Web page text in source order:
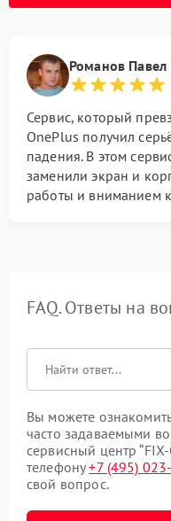
Романов Павел
Сервис, который
OnePlus получил
падения. В этом
заменили экран и
работы и вниманием
FAQ. Ответы на
Вы можете
часто задаваемыми
сервисный центр
телефону+7 (495)
свой вопрос.